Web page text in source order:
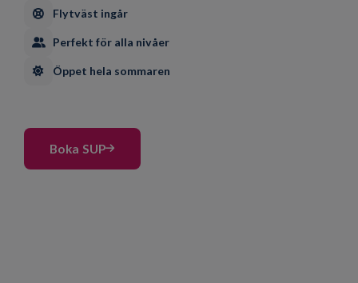
Flytväst ingår
Perfekt för alla nivåer
Öppet hela sommaren
Boka SUP